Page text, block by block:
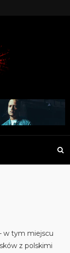
w tym miejscu
z polskimi